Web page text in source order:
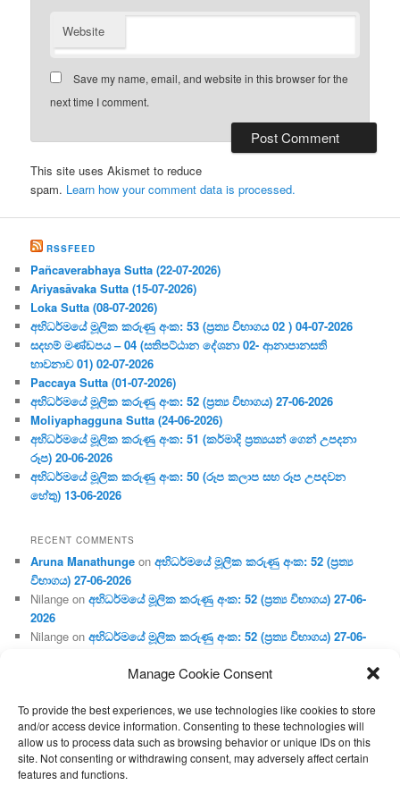
Manage Cookie Consent
To provide the best experiences, we use technologies like cookies to store
and/or access device information. Consenting to these technologies will
allow us to process data such as browsing behavior or unique IDs on this
site. Not consenting or withdrawing consent, may adversely affect certain
features and functions.
Website
Save my name, email, and website in this browser for the
next time I comment.
This site uses Akismet to reduce
spam. Learn how your comment data is processed.
RSSFEED
Pañcaverabhaya Sutta (22-07-2026)
Ariyasāvaka Sutta (15-07-2026)
Loka Sutta (08-07-2026)
අභිධර්මයේ මූලික කරුණු අංක: 53 (ප්‍ර‍ත්‍ය විභාගය 02 ) 04-07-2026
සදහම් මණ්ඩපය – 04 (සතිපට්ඨාන දේශනා 02- ආනාපානසති
භාවනාව 01) 02-07-2026
Paccaya Sutta (01-07-2026)
අභිධර්මයේ මූලික කරුණු අංක: 52 (ප්‍ර‍ත්‍ය විභාගය) 27-06-2026
Moliyaphagguna Sutta (24-06-2026)
අභිධර්මයේ මූලික කරුණු අංක: 51 (කර්මාදි ප්‍ර‍ත්‍යයන් ගෙන් උපදනා
රූප) 20-06-2026
අභිධර්මයේ මූලික කරුණු අංක: 50 (රූප කලාප සහ රූප උපදවන
හේතු) 13-06-2026
RECENT COMMENTS
Aruna Manathunge onඅභිධර්මයේ මූලික කරුණු අංක: 52 (ප්‍ර‍ත්‍ය
විභාගය) 27-06-2026
Nilange onඅභිධර්මයේ මූලික කරුණු අංක: 52 (ප්‍ර‍ත්‍ය විභාගය) 27-06-
2026
Nilange onඅභිධර්මයේ මූලික කරුණු අංක: 52 (ප්‍ර‍ත්‍ය විභාගය) 27-06-
Aruna Manathungeonඅභිධර්මයේ මූලික කරුණු අංක: 46 (හෘදය,
Gunaratneonඅභිධර්මයේ මූලික කරුණු අංක: 46 (හෘදය, ජීවිත,
ආහාර රූප) 02-05-2026